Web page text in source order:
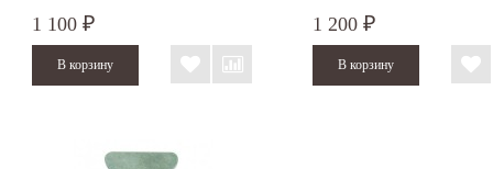
1 100 ₽ 1 200 ₽